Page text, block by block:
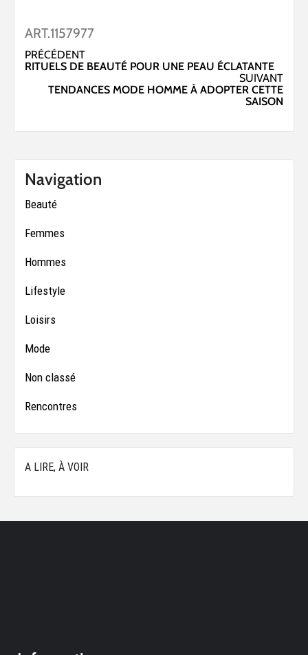
ART.1157977
Navigation
d’article
PRÉCÉDENT
RITUELS DE BEAUTÉ POUR UNE PEAU ÉCLATANTE
SUIVANT
TENDANCES MODE HOMME À ADOPTER CETTE
SAISON
Navigation
Beauté
Femmes
Hommes
Lifestyle
Loisirs
Mode
Non classé
Rencontres
A LIRE, À VOIR